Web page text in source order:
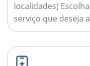
localidades)
serviço que deseja